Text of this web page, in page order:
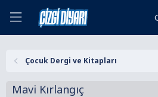
Çocuk Dergi ve Kitapları
Mavi Kırlangıç